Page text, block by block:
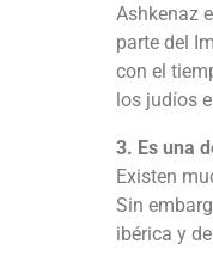
Ashkenaz
parte del
con el
los judíos
3. Es una
Existen
Sin
ibérica y